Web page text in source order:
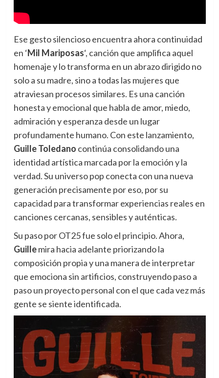
Ese gesto silencioso encuentra ahora continuidad
en ‘Mil Mariposas‘, canción que amplifica aquel
homenaje y lo transforma en un abrazo dirigido no
solo a su madre, sino a todas las mujeres que
atraviesan procesos similares. Es una canción
honesta y emocional que habla de amor, miedo,
admiración y esperanza desde un lugar
profundamente humano. Con este lanzamiento,
Guille Toledano continúa consolidando una
identidad artística marcada por la emoción y la
verdad. Su universo pop conecta con una nueva
generación precisamente por eso, por su
capacidad para transformar experiencias reales en
canciones cercanas, sensibles y auténticas.
Su paso por OT25 fue solo el principio. Ahora,
Guillemira hacia adelante priorizando la
composición propia y una manera de interpretar
que emociona sin artificios, construyendo paso a
paso un proyecto personal con el que cada vez más
gente se siente identificada.